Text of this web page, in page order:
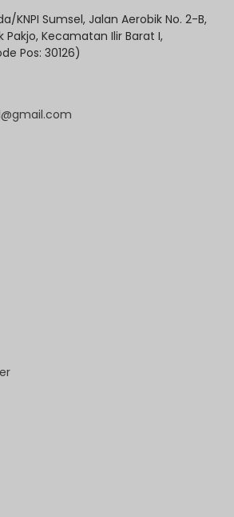
KNPI Sumsel, Jalan Aerobik No. 2-B,
Pakjo, Kecamatan Ilir Barat I,
Pos: 30126)